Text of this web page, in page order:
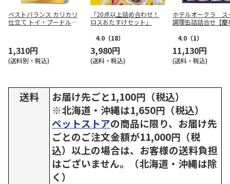
ベストバランス カリカリ
仕立て トイ・プードル用 7
1,310円
(送料別・税込)
「20点以上詰め合わせ！
ロスおたすけセット」
4.0 （18）
3,980円
(送料・税込)
ホテルオークラ ス
調理缶詰詰合せ【慶
4.0 （1）
11,130円
(送料・税込)
送料
お届け先ごと1,100円（税込）
※北海道・沖縄は1,650円（税込）
ペットストアの商品に限り、お届け先
ごとのご注文金額が11,000円（税
込）以上の場合は、お客様の送料負担
はございません。（北海道・沖縄は除
く）